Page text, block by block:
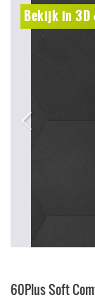
Bekijk in 3D
60Plus Soft